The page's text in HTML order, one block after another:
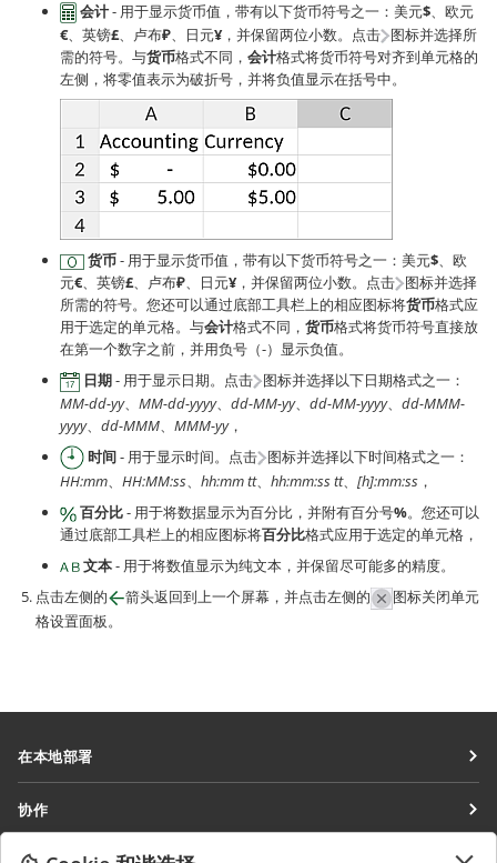
会计- 用于显示货币值，带有以下货币符号之一：美元$、欧元
€、英镑£、卢布₽、日元¥，并保留两位小数。点击 图标并选择所
需的符号。与货币格式不同， 会计格式将货币符号对齐到单元格的
左侧，将零值表示为破折号，并将负值显示在括号中。
货币- 用于显示货币值，带有以下货币符号之一：美元$、欧
元€、英镑£、卢布₽、日元¥，并保留两位小数。点击 图标并选择
所需的符号。您还可以通过底部工具栏上的相应图标将货币格式应
用于选定的单元格。与会计格式不同， 货币格式将货币符号直接放
在第一个数字之前，并用负号（-）显示负值。
日期- 用于显示日期。点击 图标并选择以下日期格式之一：
MM-dd-yy、 MM-dd-yyyy、 dd-MM-yy、 dd-MM-yyyy、 dd-MMM-
yyyy、 dd-MMM MMM-yy，
时间- 用于显示时间。点击 图标并选择以下时间格式之一：
HH:mm、 HH:MM:ss、 hh:mm tt、 hh:mm:ss tt、 [h]:mm:ss ，
百分比- 用于将数据显示为百分比，并附有百分号%。您还可以
通过底部工具栏上的相应图标将百分比格式应用于选定的单元格，
文本- 用于将数值显示为纯文本，并保留尽可能多的精度。
点击左侧的
箭头返回到上一个屏幕，并点击左侧的
图标关闭单元
格设置面板。
在本地部署
协作空间
协作